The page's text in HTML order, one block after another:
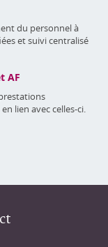
du personnel à
et suivi centralisé
AF
lien avec celles-ci.